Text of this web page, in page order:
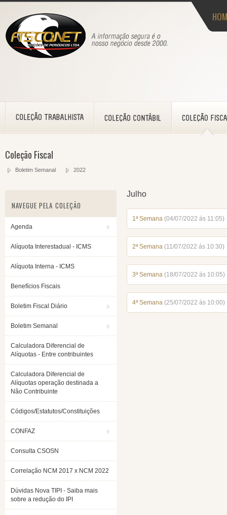
Coleção Fiscal
Boletim Semanal 2022
NAVEGUE PELA COLEÇÃO
Agenda
Alíquota Interestadual - ICMS
Alíquota Interna - ICMS
Benefícios Fiscais
Boletim Fiscal Diário
Boletim Semanal
Calculadora Diferencial de
Alíquotas - Entre contribuintes
Calculadora Diferencial de
Alíquotas operação destinada a
Não Contribuinte
Códigos/Estatutos/Constituições
CONFAZ
Consulta CSOSN
Correlação NCM 2017 x NCM 2022
Dúvidas Nova TIPI - Saiba mais
sobre a redução do IPI
Julho
1ª Semana (04/07/2022 ás 11:05)
2ª Semana (11/07/2022 ás 10:30)
3ª Semana (18/07/2022 ás 10:05)
4ª Semana (25/07/2022 ás 10:00)